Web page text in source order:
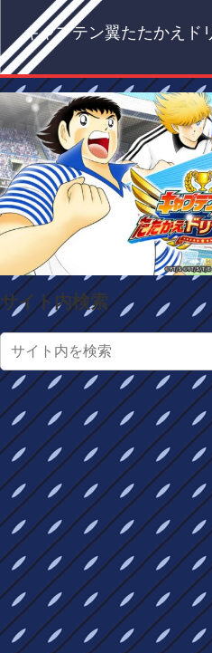
キャプテン翼たたかえド
サイト内検索